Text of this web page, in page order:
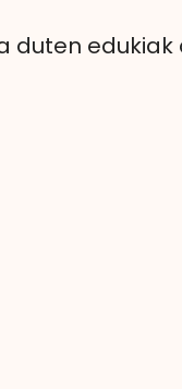
duten edukiak